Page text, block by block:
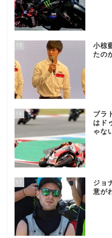
15
小椋
たの
16
ブラ
はド
ゃな
17
ジョ
意が